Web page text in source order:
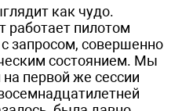
как чудо.
работает пилотом
запросом, совершенно
состоянием. Мы
первой же сессии